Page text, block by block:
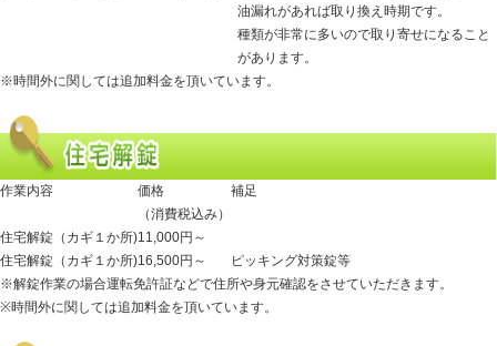
油漏れがあれば取り換え時期です。
種類が非常に多いので取り寄せになること
があります。
※時間外に関しては追加料金を頂いています。
作業内容
価格
（消費税込み）
補足
住宅解錠（カギ１か所)11,000円～
住宅解錠（カギ１か所)16,500円～
ピッキング対策錠等
※解錠作業の場合運転免許証などで住所や身元確認をさせていただきます。
※時間外に関しては追加料金を頂いています。